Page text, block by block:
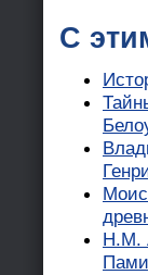
С
Н.М.